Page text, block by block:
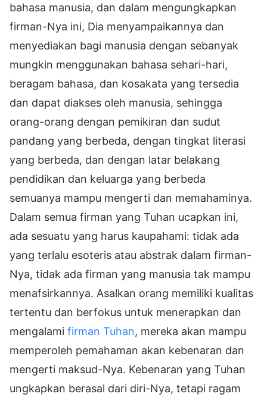
bahasa manusia, dan dalam mengungkapkan
firman-Nya ini, Dia menyampaikannya dan
menyediakan bagi manusia dengan sebanyak
mungkin menggunakan bahasa sehari-hari,
beragam bahasa, dan kosakata yang tersedia
dan dapat diakses oleh manusia, sehingga
orang-orang dengan pemikiran dan sudut
pandang yang berbeda, dengan tingkat literasi
yang berbeda, dan dengan latar belakang
pendidikan dan keluarga yang berbeda
semuanya mampu mengerti dan memahaminya.
Dalam semua firman yang Tuhan ucapkan ini,
ada sesuatu yang harus kaupahami: tidak ada
yang terlalu esoteris atau abstrak dalam firman-
Nya, tidak ada firman yang manusia tak mampu
menafsirkannya. Asalkan orang memiliki kualitas
tertentu dan berfokus untuk menerapkan dan
mengalami firman Tuhan, mereka akan mampu
memperoleh pemahaman akan kebenaran dan
mengerti maksud-Nya. Kebenaran yang Tuhan
ungkapkan berasal dari diri-Nya, tetapi ragam